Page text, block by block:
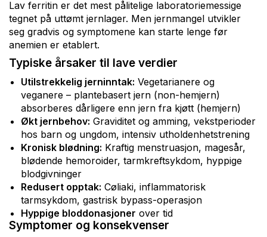
Lav ferritin er det mest pålitelige laboratoriemessige
tegnet på uttømt jernlager. Men jernmangel utvikler
seg gradvis og symptomene kan starte lenge før
anemien er etablert.
Typiske årsaker til lave verdier
Utilstrekkelig jerninntak: Vegetarianere og
veganere – plantebasert jern (non-hemjern)
absorberes dårligere enn jern fra kjøtt (hemjern)
Økt jernbehov: Graviditet og amming, vekstperioder
hos barn og ungdom, intensiv utholdenhetstrening
Kronisk blødning: Kraftig menstruasjon, magesår,
blødende hemoroider, tarmkreftsykdom, hyppige
blodgivninger
Redusert opptak: Cøliaki, inflammatorisk
tarmsykdom, gastrisk bypass-operasjon
Hyppige bloddonasjoner over tid
Symptomer og konsekvenser